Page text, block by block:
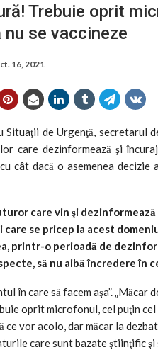
Trebuie oprit
se vaccineze
16, 2021
de Urgenţă, secretarul
care dezinformează şi
cât dacă o asemenea
care vin şi dezinformează
care se pricep la acest
printr-o perioadă de
să nu aibă încredere în
în care să facem aşa”.
oprit microfonul, cel puţin
ce vor acolo, dar măcar la
care sunt bazate ştiinţific şi